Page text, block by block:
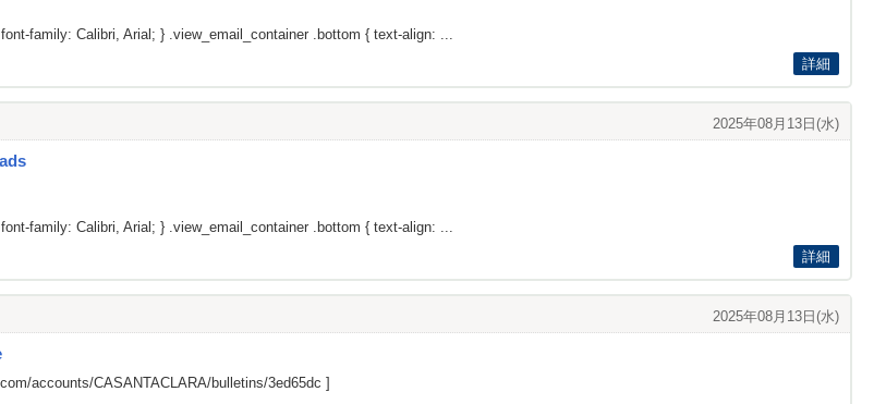
family: Calibri, Arial; } .view_email_container .bottom { text-align: ...
詳細
2025年08月13日(水)
family: Calibri, Arial; } .view_email_container .bottom { text-align: ...
詳細
2025年08月13日(水)
accounts/CASANTACLARA/bulletins/3ed65dc ]